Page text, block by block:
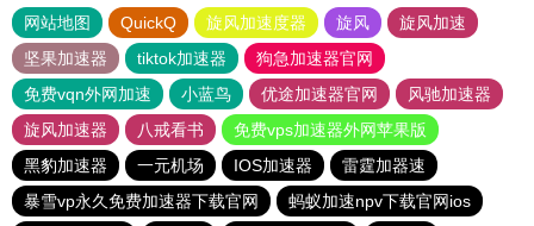
网站地图 QuickQ 旋风加速度器 旋风
旋风加速
坚果加速器
tiktok加速器
狗急加速器官网
免费vqn外网加速
小蓝鸟 优途加速器官网
风驰加速器
旋风加速器
八戒看书
免费vps加速器外网苹果版
黑豹加速器
一元机场 IOS加速器
雷霆加器速
暴雪vp永久免费加速器下载官网
蚂蚁加速npv下载官网ios